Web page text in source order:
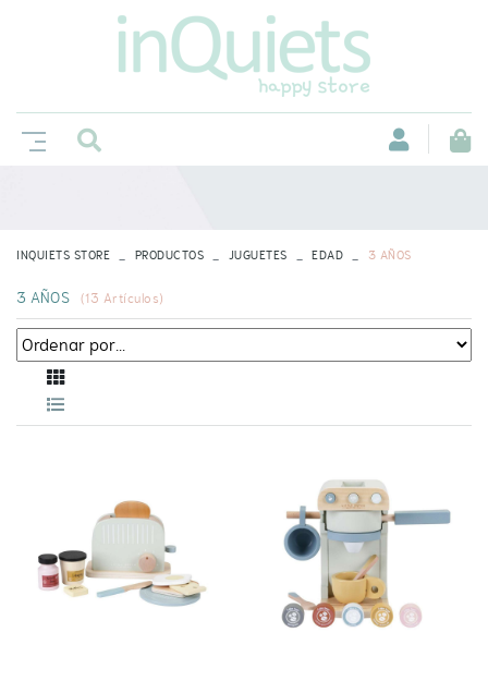
INQUIETS STORE PRODUCTOS JUGUETES EDAD 3 AÑOS
3 AÑOS (13 Artículos)